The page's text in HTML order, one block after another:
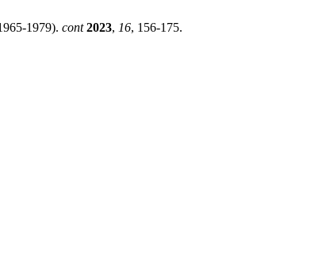
1979). cont 2023, 16, 156-175.